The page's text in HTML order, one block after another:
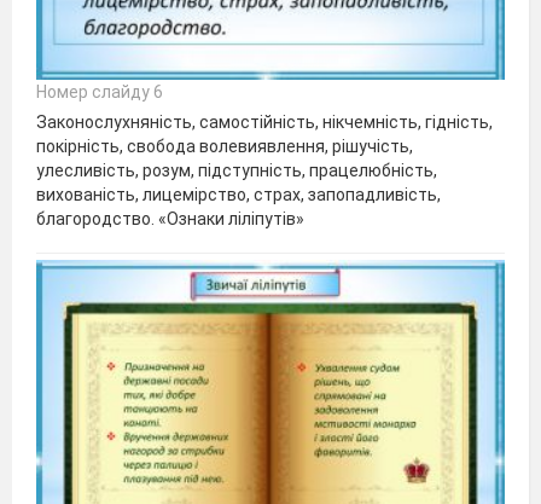
Номер слайду 6
Законослухняність, самостійність, нікчемність, гідність,
покірність, свобода волевиявлення, рішучість,
улесливість, розум, підступність, працелюбність,
вихованість, лицемірство, страх, запопадливість,
благородство. «Ознаки ліліпутів»